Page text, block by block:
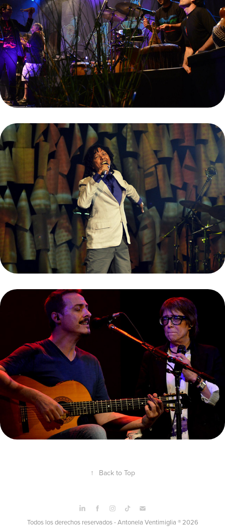
NACIÓN EKEKO
DJAVAN
PEDRO AZNAR
↑ Back to Top
Todos los derechos reservados - Antonela Ventimiglia ® 2026